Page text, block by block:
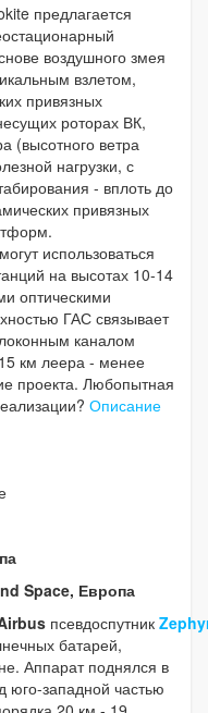
предлагается
воздушного змея
взлетом,
привязных
роторах ВК,
(высотного ветра
нагрузки, с
- вплоть до
привязных
использоваться
на высотах 10-14
оптическими
ГАС связывает
каналом
км леера - менее
проекта. Любопытная
Описание
Space, Европа
псевдоспутник
батарей,
Аппарат поднялся в
юго-западной частью